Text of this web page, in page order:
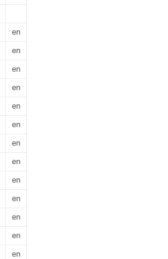
en
en
en
en
en
en
en
en
en
en
en
en
en